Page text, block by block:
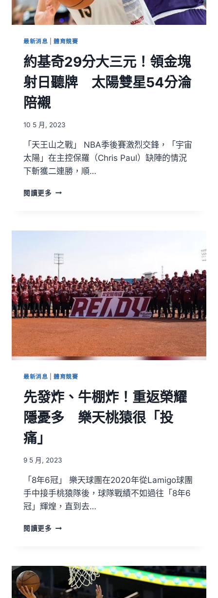
最新消息 |體育競賽
約基奇29分大三元！領金塊
射日聽牌 太陽雙星54分淪
陪襯
10 5 月, 2023
「天王山之戰」 NBA季後賽激烈交鋒，「宇宙
太陽」在主控保羅（Chris Paul）缺陣的情況
下斬獲二連勝，順…
閱讀更多
最新消息 |體育競賽
先發炸、牛棚炸！重返榮耀
隱憂多 樂天桃猿很「投
痛」
9 5 月, 2023
「8年6冠」 樂天球團在2020年從Lamigo球團
手中接手桃猿隊後，球隊戰績不如過往「8年6
冠」輝煌，直到去…
閱讀更多